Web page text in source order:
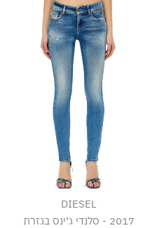
DIESEL
2017 - סלנדי ג׳ינס בגזרת